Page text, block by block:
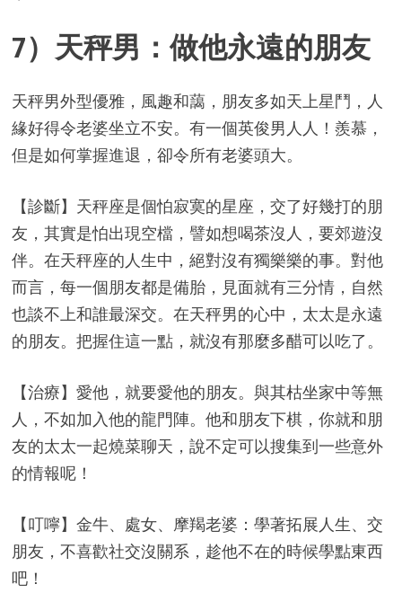
7）天秤男：做他永遠的朋友
天秤男外型優雅，風趣和藹，朋友多如天上星鬥，人
緣好得令老婆坐立不安。有一個英俊男人人！羨慕，
但是如何掌握進退，卻令所有老婆頭大。
【診斷】天秤座是個怕寂寞的星座，交了好幾打的朋
友，其實是怕出現空檔，譬如想喝茶沒人，要郊遊沒
伴。在天秤座的人生中，絕對沒有獨樂樂的事。對他
而言，每一個朋友都是備胎，見面就有三分情，自然
也談不上和誰最深交。在天秤男的心中，太太是永遠
的朋友。把握住這一點，就沒有那麼多醋可以吃了。
【治療】愛他，就要愛他的朋友。與其枯坐家中等無
人，不如加入他的龍門陣。他和朋友下棋，你就和朋
友的太太一起燒菜聊天，說不定可以搜集到一些意外
的情報呢！
【叮嚀】金牛、處女、摩羯老婆：學著拓展人生、交
朋友，不喜歡社交沒關系，趁他不在的時候學點東西
吧！